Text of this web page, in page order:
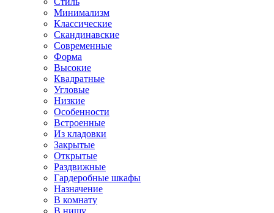
Минимализм
Классические
Скандинавские
Современные
Форма
Высокие
Квадратные
Угловые
Низкие
Особенности
Встроенные
Из кладовки
Закрытые
Открытые
Раздвижные
Гардеробные шкафы
Назначение
В комнату
В нишу